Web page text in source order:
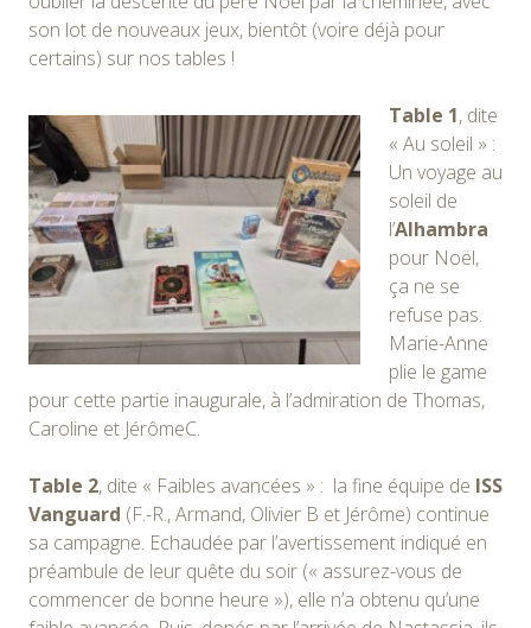
son lot de nouveaux jeux, bientôt (voire déjà pour
certains) sur nos tables !
Table 1, dite
« Au soleil » :
Un voyage au
soleil de
l’Alhambra
pour Noël,
ça ne se
refuse pas.
Marie-Anne
plie le game
pour cette partie inaugurale, à l’admiration de Thomas,
Caroline et JérômeC.
Table 2, dite « Faibles avancées » : la fine équipe de ISS
Vanguard (F.-R., Armand, Olivier B et Jérôme) continue
sa campagne. Echaudée par l’avertissement indiqué en
préambule de leur quête du soir (« assurez-vous de
commencer de bonne heure »), elle n’a obtenu qu’une